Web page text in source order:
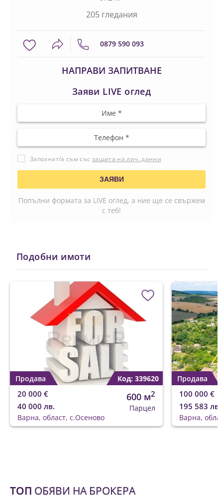
205 гледания
0879 590 093
НАПРАВИ ЗАПИТВАНЕ
Заяви LIVE оглед
Запознат/а съм със защита на лич. данни
Попълни формата за LIVE оглед, а ние ще се свържем
с теб!
Подобни имоти
Продава Код: 339620
20 000 €
40 000 лв.
600 м2
Парцел
Варна, област, с.Осеново
Продава
100 000 €
195 583 лв.
Варна,
ТОП ОБЯВИ НА БРОКЕРА